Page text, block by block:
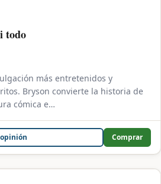
todo
más entretenidos y
Bryson convierte la historia de
cómica e…
Comprar